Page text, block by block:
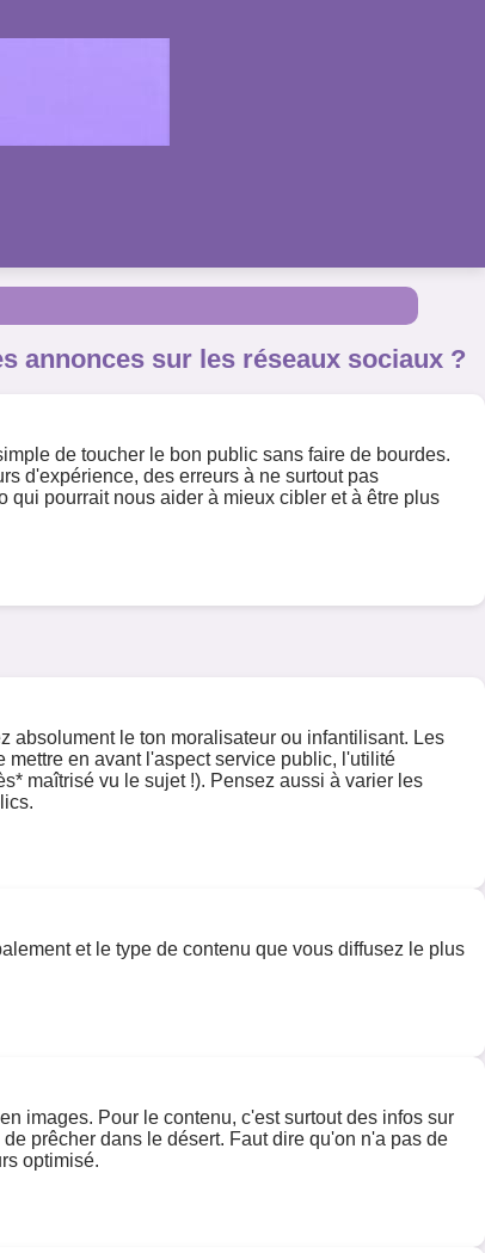
annonces sur les réseaux sociaux ?
de toucher le bon public sans faire de bourdes.
d'expérience, des erreurs à ne surtout pas
qui pourrait nous aider à mieux cibler et à être plus
absolument le ton moralisateur ou infantilisant. Les
en avant l'aspect service public, l'utilité
maîtrisé vu le sujet !). Pensez aussi à varier les
et le type de contenu que vous diffusez le plus
images. Pour le contenu, c'est surtout des infos sur
prêcher dans le désert. Faut dire qu'on n'a pas de
optimisé.